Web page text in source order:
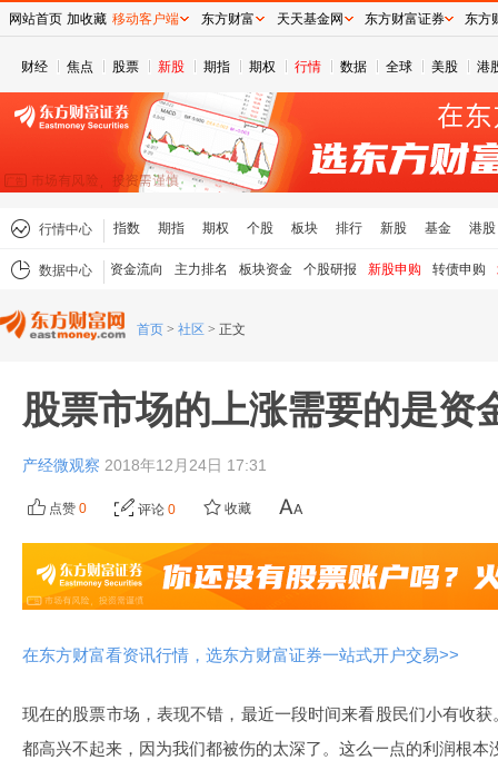
财经 焦点 股票 新股 期指 期权 行情 数据 全球 美股 港
行情中心 指数 期指 期权 个股 板块 排行 新股 基金 港股
数据中心 资金流向 主力排名 板块资金 个股研报 新股申购 转债申购
首页 > 社区 > 正文
股票市场的上涨需要的是资
产经微观察 2018年12月24日 17:31
点赞 0 评论 0 收藏
在东方财富看资讯行情，选东方财富证券一站式开户交易>>
现在的股票市场，表现不错，最近一段时间来看股民们小有收
都高兴不起来，因为我们都被伤的太深了。这么一点的利润根本
网站首页 加收藏 移动客户端 东方财富 天天基金网 东方财富证券 东方